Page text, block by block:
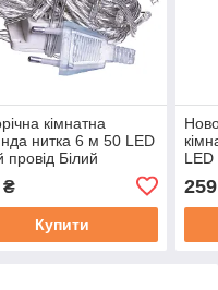
кімнатна
нитка 6 м 50 LED
провід Білий
Купити
LED
259